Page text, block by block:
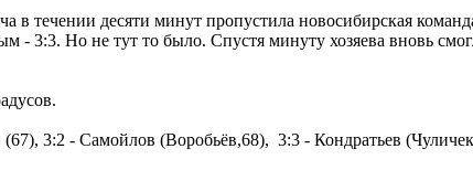
в течении десяти минут пропустила новосибирская
- 3:3. Но не тут то было. Спустя минуту хозяева вновь
3:2 - Самойлов (Воробьёв,68), 3:3 - Кондратьев